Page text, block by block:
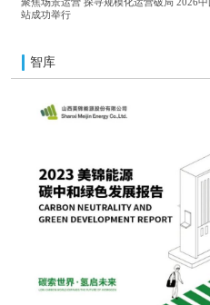
站成功举行
智库